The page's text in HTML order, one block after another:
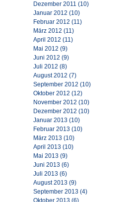
Dezember 2011 (10)
Januar 2012 (10)
Februar 2012 (11)
März 2012 (11)
April 2012 (11)
Mai 2012 (9)
Juni 2012 (9)
Juli 2012 (8)
August 2012 (7)
September 2012 (10)
Oktober 2012 (12)
November 2012 (10)
Dezember 2012 (10)
Januar 2013 (10)
Februar 2013 (10)
März 2013 (10)
April 2013 (10)
Mai 2013 (9)
Juni 2013 (6)
Juli 2013 (6)
August 2013 (9)
September 2013 (4)
Oktober 2013 (6)